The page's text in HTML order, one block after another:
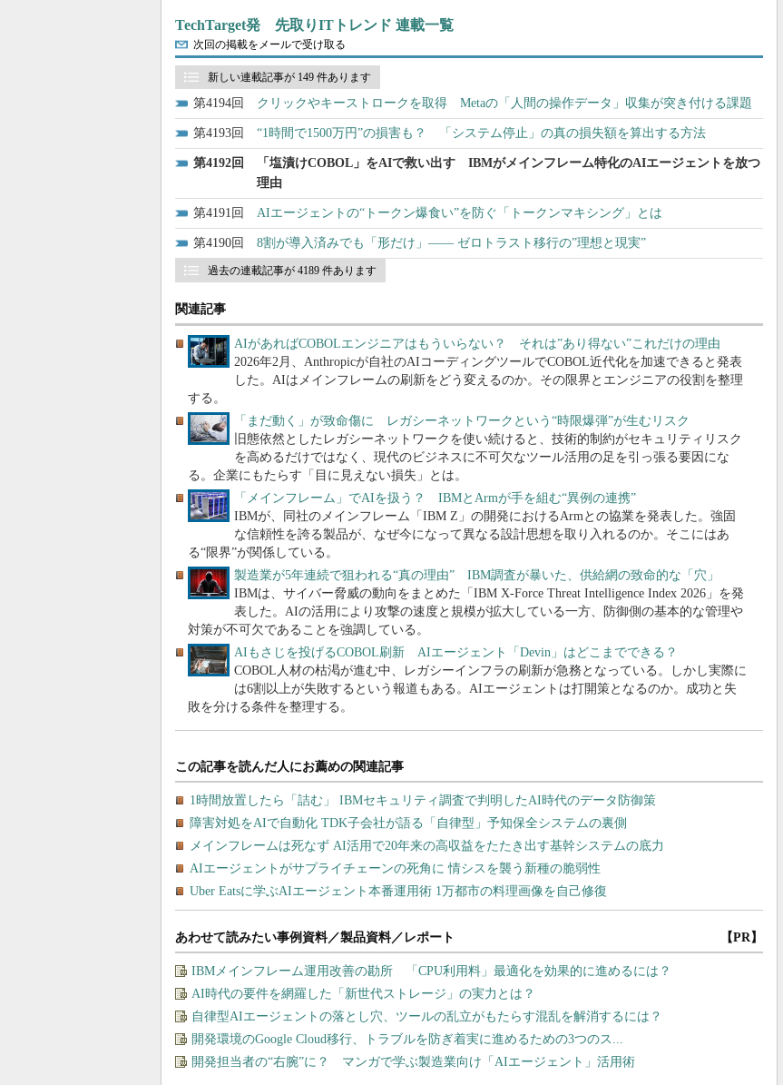
TechTarget発 先取りITトレンド 連載一覧
次回の掲載をメールで受け取る
新しい連載記事が 149 件あります
4194 クリックやキーストロークを取得 Metaの「人間の操作データ」収集が突き付ける課題
4193 “1時間で1500万円”の損害も？ 「システム停止」の真の損失額を算出する方法
4192
「塩漬けCOBOL」をAIで救い出す IBMがメインフレーム特化のAIエージェントを放つ
理由
4191 AIエージェントの“トークン爆食い”を防ぐ「トークンマキシング」とは
4190 8割が導入済みでも「形だけ」―― ゼロトラスト移行の”理想と現実”
過去の連載記事が 4189 件あります
関連記事
AIがあればCOBOLエンジニアはもういらない？ それは”あり得ない”これだけの理由
2026年2月、Anthropicが自社のAIコーディングツールでCOBOL近代化を加速できると発表
した。AIはメインフレームの刷新をどう変えるのか。その限界とエンジニアの役割を整理
する。
「まだ動く」が致命傷に レガシーネットワークという“時限爆弾”が生むリスク
旧態依然としたレガシーネットワークを使い続けると、技術的制約がセキュリティリスク
を高めるだけではなく、現代のビジネスに不可欠なツール活用の足を引っ張る要因にな
る。企業にもたらす「目に見えない損失」とは。
「メインフレーム」でAIを扱う？ IBMとArmが手を組む“異例の連携”
IBMが、同社のメインフレーム「IBM Z」の開発におけるArmとの協業を発表した。強固
な信頼性を誇る製品が、なぜ今になって異なる設計思想を取り入れるのか。そこにはあ
る“限界”が関係している。
製造業が5年連続で狙われる“真の理由” IBM調査が暴いた、供給網の致命的な「穴」
IBMは、サイバー脅威の動向をまとめた「IBM X-Force Threat Intelligence Index 2026」を発
表した。AIの活用により攻撃の速度と規模が拡大している一方、防御側の基本的な管理や
対策が不可欠であることを強調している。
AIもさじを投げるCOBOL刷新 AIエージェント「Devin」はどこまでできる？
COBOL人材の枯渇が進む中、レガシーインフラの刷新が急務となっている。しかし実際に
は6割以上が失敗するという報道もある。AIエージェントは打開策となるのか。成功と失
敗を分ける条件を整理する。
あわせて読みたい事例資料／製品資料／レポート 【PR】
IBMメインフレーム運用改善の勘所 「CPU利用料」最適化を効果的に進めるには？
AI時代の要件を網羅した「新世代ストレージ」の実力とは？
自律型AIエージェントの落とし穴、ツールの乱立がもたらす混乱を解消するには？
開発環境のGoogle Cloud移行、トラブルを防ぎ着実に進めるための3つのス...
開発担当者の“右腕”に？ マンガで学ぶ製造業向け「AIエージェント」活用術